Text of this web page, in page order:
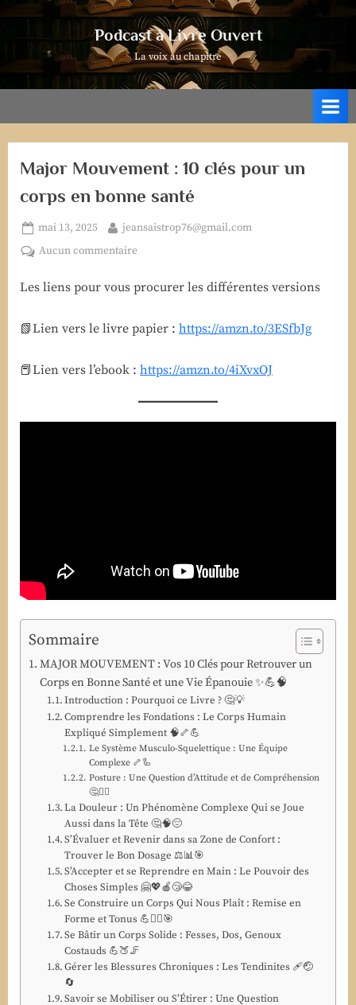
Podcast à Livre Ouvert
La voix au chapitre
Major Mouvement : 10 clés pour un
corps en bonne santé
Posted
on
mai 13, 2025 By
jeansaistrop76@gmail.com
Aucun commentaire
Mouvement
10
un
Les liens pour vous procurer les différentes versions
📗Lien vers le livre papier : https://amzn.to/3ESfbJg
📕Lien vers l’ebook : https://amzn.to/4iXvxOJ
Sommaire
MAJOR MOUVEMENT : Vos 10 Clés pour Retrouver un
Corps en Bonne Santé et une Vie Épanouie ✨💪🧠
Introduction : Pourquoi ce Livre ? 🤔💡
Comprendre les Fondations : Le Corps Humain
Expliqué Simplement 🧠🦴💪
Le Système Musculo-Squelettique : Une Équipe
Complexe 🦴🦾
Posture : Une Question d’Attitude et de Compréhension
🤔🚶‍♀️
La Douleur : Un Phénomène Complexe Qui se Joue
Aussi dans la Tête 🤔🧠😔
S’Évaluer et Revenir dans sa Zone de Confort :
Trouver le Bon Dosage ⚖️📊🎯
S’Accepter et se Reprendre en Main : Le Pouvoir des
Choses Simples 🤗💖🍎😴😂
Se Construire un Corps Qui Nous Plaît : Remise en
Forme et Tonus 💪🏋️‍♀️🎯
Se Bâtir un Corps Solide : Fesses, Dos, Genoux
Costauds 💪🍑🦵
Gérer les Blessures Chroniques : Les Tendinites 🩹🤕
🔄
Savoir se Mobiliser ou S’Étirer : Une Question